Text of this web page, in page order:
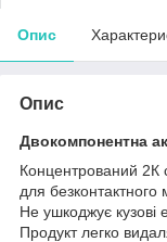
Опис
Опис
Двокомпонентна
Концентрований 2К
для безконтактного
Не ушкоджує кузові
Продукт легко